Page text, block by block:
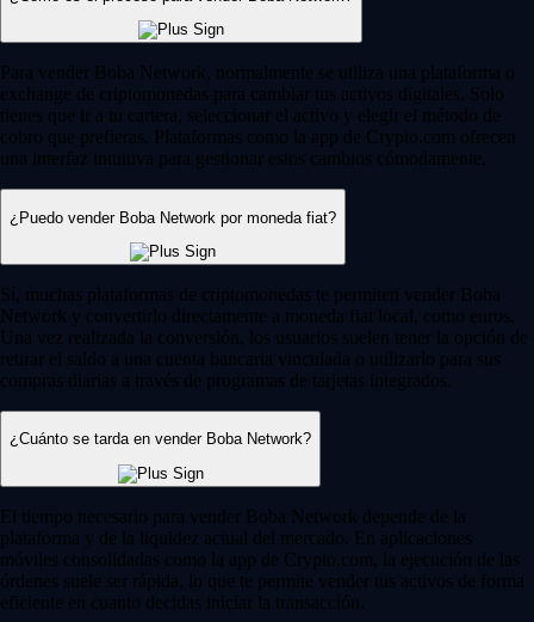
Para vender Boba Network, normalmente se utiliza una plataforma o
exchange de criptomonedas para cambiar tus activos digitales. Solo
tienes que ir a tu cartera, seleccionar el activo y elegir el método de
cobro que prefieras. Plataformas como la app de Crypto.com ofrecen
una interfaz intuitiva para gestionar estos cambios cómodamente.
¿Puedo vender Boba Network por moneda fiat?
Sí, muchas plataformas de criptomonedas te permiten vender Boba
Network y convertirlo directamente a moneda fiat local, como euros.
Una vez realizada la conversión, los usuarios suelen tener la opción de
retirar el saldo a una cuenta bancaria vinculada o utilizarlo para sus
compras diarias a través de programas de tarjetas integrados.
¿Cuánto se tarda en vender Boba Network?
El tiempo necesario para vender Boba Network depende de la
plataforma y de la liquidez actual del mercado. En aplicaciones
móviles consolidadas como la app de Crypto.com, la ejecución de las
órdenes suele ser rápida, lo que te permite vender tus activos de forma
eficiente en cuanto decidas iniciar la transacción.